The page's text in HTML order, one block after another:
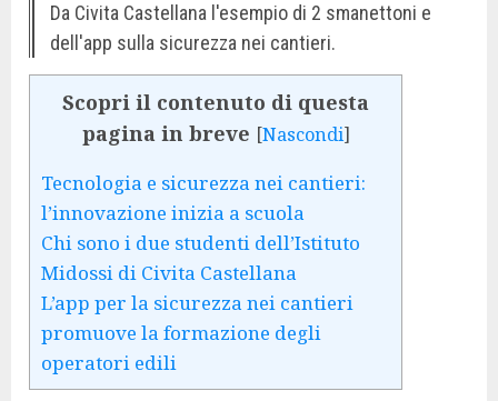
Da Civita Castellana l'esempio di 2 smanettoni e
dell'app sulla sicurezza nei cantieri.
Scopri il contenuto di questa
pagina in breve [Nascondi]
Tecnologia e sicurezza nei cantieri:
l’innovazione inizia a scuola
Chi sono i due studenti dell’Istituto
Midossi di Civita Castellana
L’app per la sicurezza nei cantieri
promuove la formazione degli
operatori edili